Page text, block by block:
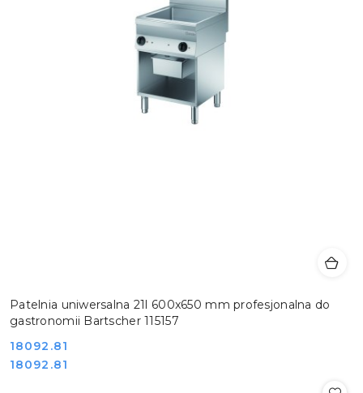
Patelnia uniwersalna 21l 600x650 mm profesjonalna do
gastronomii Bartscher 115157
Cena:
18092.81
Cena:
18092.81